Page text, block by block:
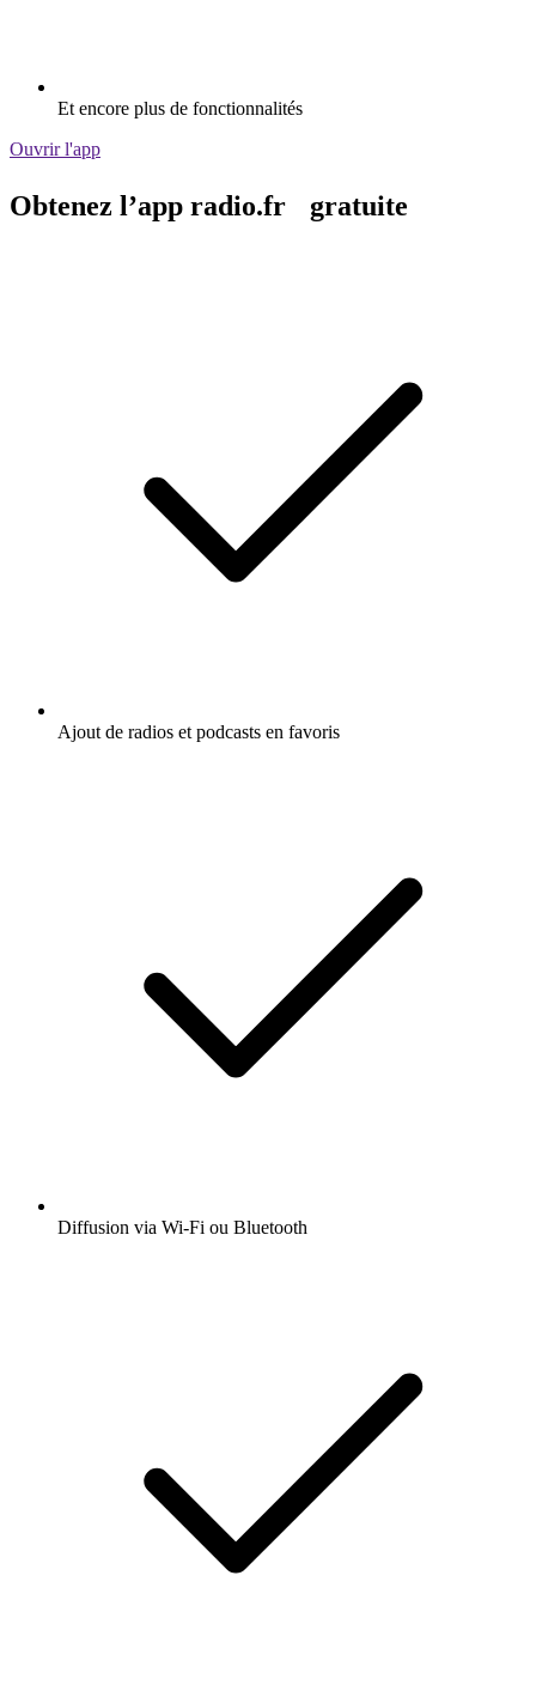
Et encore plus de fonctionnalités
Ouvrir l'app
Obtenez l’app radio.fr gratuite
Ajout de radios et podcasts en favoris
Diffusion via Wi-Fi ou Bluetooth